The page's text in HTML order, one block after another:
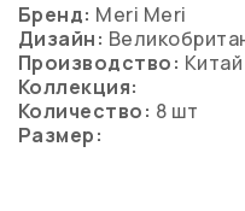
Бренд: Meri Meri
Дизайн:
Производство: Китай
Коллекция:
Количество: 8 шт
Размер: